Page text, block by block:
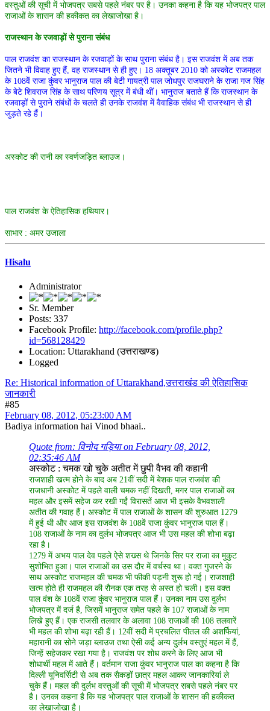
वस्तुओं की सूची में भोजपत्र सबसे पहले नंबर पर है। उनका कहना है कि यह भोजपत्र पाल
राजाओं के शासन की हकीकत का लेखाजोखा है।
राजस्थान के रजवाड़ों से पुराना संबंध
पाल राजवंश का राजस्थान के रजवाड़ों के साथ पुराना संबंध है। इस राजवंश में अब तक
जितने भी विवाह हुए हैं, वह राजस्थान से ही हुए। 18 अक्तूबर 2010 को अस्कोट राजमहल
के 108वें राजा कुंवर भानुराज पाल की बेटी गायत्री पाल जोधपुर राजघराने के राजा गज सिंह
के बेटे शिवराज सिंह के साथ परिणय सूत्र में बंधी थीं। भानुराज बताते हैं कि राजस्थान के
रजवाड़ों से पुराने संबंधों के चलते ही उनके राजवंश में वैवाहिक संबंध भी राजस्थान से ही
जुड़ते रहे हैं।
अस्कोट की रानी का स्वर्णजड़ित ब्लाउज।
पाल राजवंश के ऐतिहासिक हथियार।
साभार : अमर उजाला
Hisalu
Administrator
Sr. Member
Posts: 337
Facebook Profile: http://facebook.com/profile.php?
id=568128429
Location: Uttarakhand (उत्तराखण्ड)
Logged
Re: Historical information of Uttarakhand,उत्तराखंड की ऐतिहासिक
जानकारी
#85
February 08, 2012, 05:23:00 AM
Badiya information hai Vinod bhaai..
Quote from: विनोद गड़िया on February 08, 2012,
02:35:46 AM
अस्कोट : चमक खो चुके अतीत में छुपी वैभव की कहानी
राजशाही खत्म होने के बाद अब 21वीं सदी में बेशक पाल राजवंश की
राजधानी अस्कोट में पहले वाली चमक नहीं दिखती, मगर पाल राजाओं का
महल और इसमें सहेज कर रखी गईं विरासतें आज भी इसके वैभवशाली
अतीत की गवाह हैं। अस्कोट में पाल राजाओं के शासन की शुरुआत 1279
में हुई थी और आज इस राजवंश के 108वें राजा कुंवर भानुराज पाल हैं।
108 राजाओं के नाम का दुर्लभ भोजपत्र आज भी उस महल की शोभा बढ़ा
रहा है।
1279 में अभय पाल देव पहले ऐसे शख्स थे जिनके सिर पर राजा का मुकुट
सुशोभित हुआ। पाल राजाओं का उस दौर में वर्चस्व था। वक्त गुजरने के
साथ अस्कोट राजमहल की चमक भी फीकी पड़नी शुरू हो गई। राजशाही
खत्म होते ही राजमहल की रौनक एक तरह से अस्त हो चली। इस वक्त
पाल वंश के 108वें राजा कुंवर भानुराज पाल हैं। उनका नाम उस दुर्लभ
भोजपत्र में दर्ज है, जिसमें भानुराज समेत पहले के 107 राजाओं के नाम
लिखे हुए हैं। एक राजसी तलवार के अलावा 108 राजाओं की 108 तलवारें
भी महल की शोभा बढ़ा रही हैं। 12वीं सदी में प्रचलित पीतल की अशर्फियां,
महारानी का सोने जड़ा ब्लाउज तथा ऐसी कई अन्य दुर्लभ वस्तुएं महल में हैं,
जिन्हें सहेजकर रखा गया है। राजवंश पर शोध करने के लिए आज भी
शोधार्थी महल में आते हैं। वर्तमान राजा कुंवर भानुराज पाल का कहना है कि
दिल्ली यूनिवर्सिटी से अब तक सैकड़ों छात्र महल आकर जानकारियां ले
चुके हैं। महल की दुर्लभ वस्तुओं की सूची में भोजपत्र सबसे पहले नंबर पर
है। उनका कहना है कि यह भोजपत्र पाल राजाओं के शासन की हकीकत
का लेखाजोखा है।